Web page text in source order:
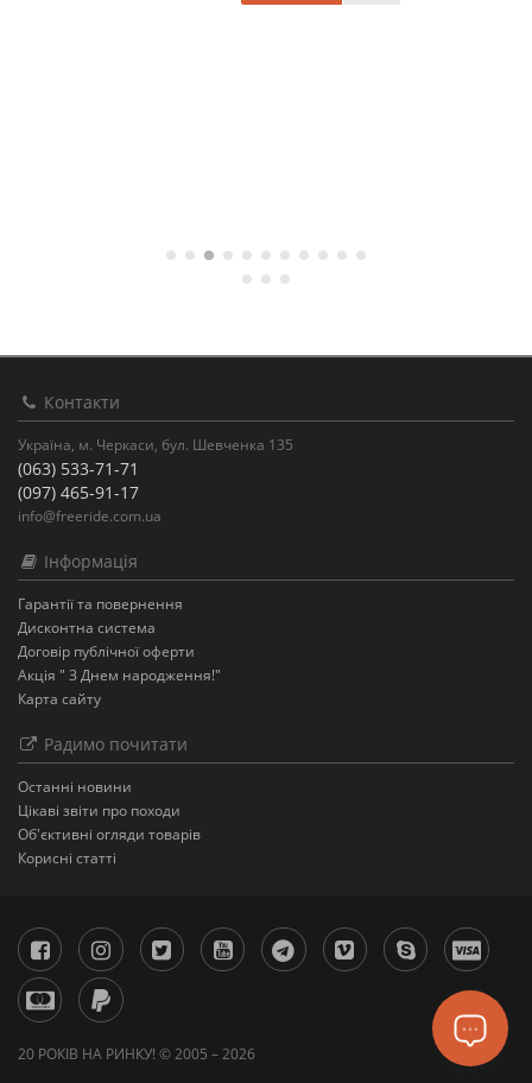
Контакти
Україна, м. Черкаси, бул. Шевченка 135
(063) 533-71-71
(097) 465-91-17
info@freeride.com.ua
Інформація
Гарантії та повернення
Дисконтна система
Договір публічної оферти
Акція " З Днем народження!"
Карта сайту
Радимо почитати
Останнi новини
Цікаві звіти про походи
Об'єктивні огляди товарів
Корисні статті
20 РОКІВ НА РИНКУ! © 2005 – 2026